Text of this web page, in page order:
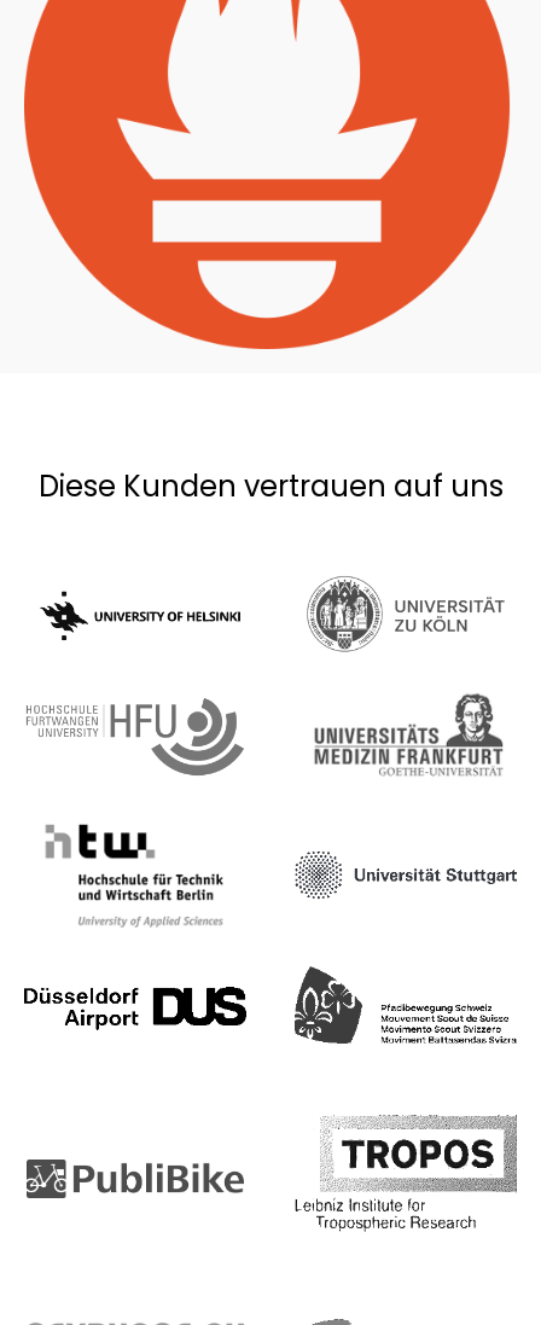
Diese Kunden vertrauen auf uns